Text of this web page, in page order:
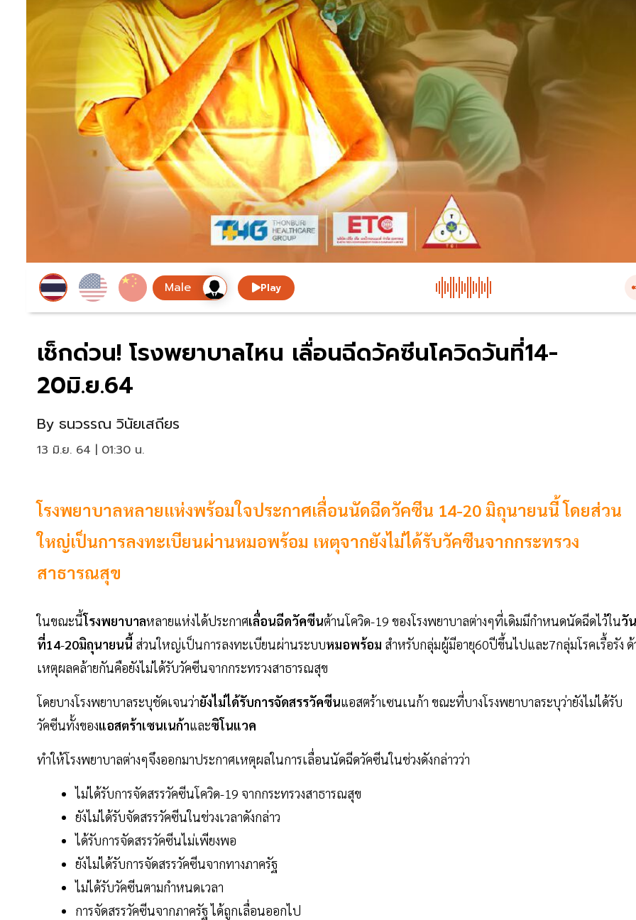
Play
เช็กด่วน! โรงพยาบาลไหน เลื่อนฉีดวัคซีนโควิดวันที่14-
20มิ.ย.64
By ธนวรรณ วินัยเสถียร
13 มิ.ย. 64 | 01:30 น.
โรงพยาบาลหลายแห่งพร้อมใจประกาศเลื่อนนัดฉีดวัคซีน 14-20 มิถุนายนนี้ โดยส่วน
ใหญ่เป็นการลงทะเบียนผ่านหมอพร้อม เหตุจากยังไม่ได้รับวัคซีนจากกระทรวง
สาธารณสุข
ในขณะนี้โรงพยาบาลหลายแห่งได้ประกาศเลื่อนฉีดวัคซีนต้านโควิด-19 ของโรงพยาบาลต่างๆที่เดิมมีกำหนดนัดฉีดไว้ในวัน
ที่14-20มิถุนายนนี้ ส่วนใหญ่เป็นการลงทะเบียนผ่านระบบหมอพร้อม สำหรับกลุ่มผู้มีอายุ60ปีขึ้นไปและ7กลุ่มโรคเรื้อรัง ด้
เหตุผลคล้ายกันคือยังไม่ได้รับวัคซีนจากกระทรวงสาธารณสุข
โดยบางโรงพยาบาลระบุชัดเจนว่ายังไม่ได้รับการจัดสรรวัคซีนแอสตร้าเซนเนก้า ขณะที่บางโรงพยาบาลระบุว่ายังไม่ได้รับ
วัคซีนทั้งของแอสตร้าเซนเนก้าและซิโนแวค
ทำให้โรงพยาบาลต่างๆจึงออกมาประกาศเหตุผลในการเลื่อนนัดฉีดวัคซีนในช่วงดังกล่าวว่า
ไม่ได้รับการจัดสรรวัคซีนโควิด-19 จากกระทรวงสาธารณสุข
ยังไม่ได้รับจัดสรรวัคซีนในช่วงเวลาดังกล่าว
ได้รับการจัดสรรวัคซีนไม่เพียงพอ
ยังไม่ได้รับการจัดสรรวัคซีนจากทางภาครัฐ
ไม่ได้รับวัคซีนตามกำหนดเวลา
การจัดสรรวัคซีนจากภาครัฐ ได้ถูกเลื่อนออกไป